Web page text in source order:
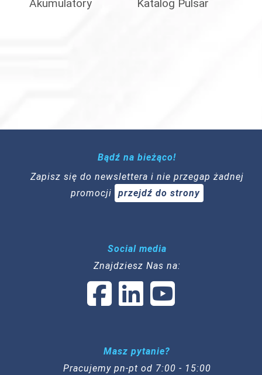
Akumulatory Katalog Pulsar
Bądź na bieżąco!
Zapisz się do newslettera i nie przegap żadnej
promocji
przejdź do strony
Social media
Znajdziesz Nas na:
Masz pytanie?
Pracujemy pn-pt od 7:00 - 15:00